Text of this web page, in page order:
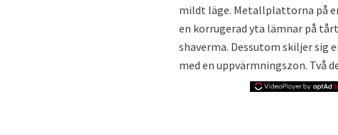
mildt läge. Metallplattorna på
en korrugerad yta lämnar på
shaverma. Dessutom skiljer
med en uppvärmningszon. Två